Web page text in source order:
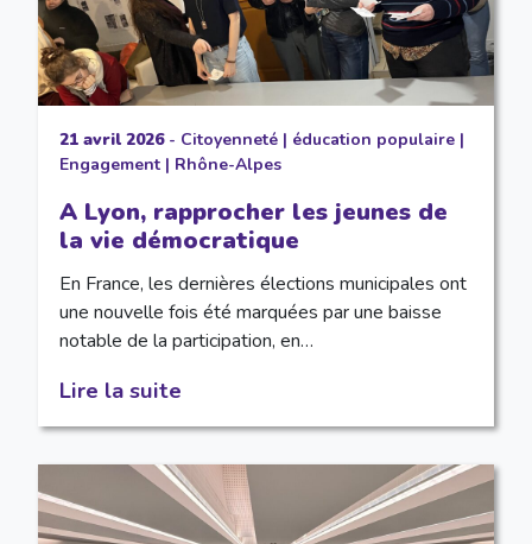
21 avril 2026- Citoyenneté| éducation populaire|
Engagement| Rhône-Alpes
A Lyon, rapprocher les jeunes de
la vie démocratique
En France, les dernières élections municipales ont
une nouvelle fois été marquées par une baisse
notable de la participation, en…
Lire la suite